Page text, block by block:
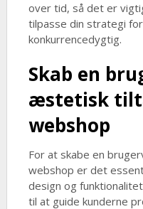
over tid, så det er
tilpasse din strategi
konkurrencedygtig.
Skab en
æstetisk
webshop
For at skabe en
webshop er det
design og
til at guide kunderne